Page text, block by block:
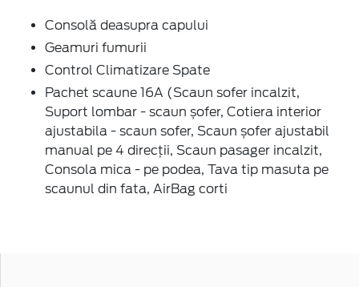
Consolă deasupra capului
Geamuri fumurii
Control Climatizare Spate
Pachet scaune 16A (Scaun sofer incalzit,
Suport lombar - scaun șofer, Cotiera interior
ajustabila - scaun sofer, Scaun șofer ajustabil
manual pe 4 direcții, Scaun pasager incalzit,
Consola mica - pe podea, Tava tip masuta pe
scaunul din fata, AirBag corti